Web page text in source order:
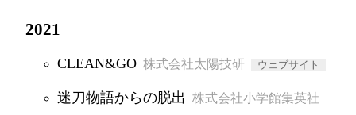
2021
CLEAN&GO 株式会社太陽技研 ウェブサイト
迷刀物語からの脱出 株式会社小学館集英社